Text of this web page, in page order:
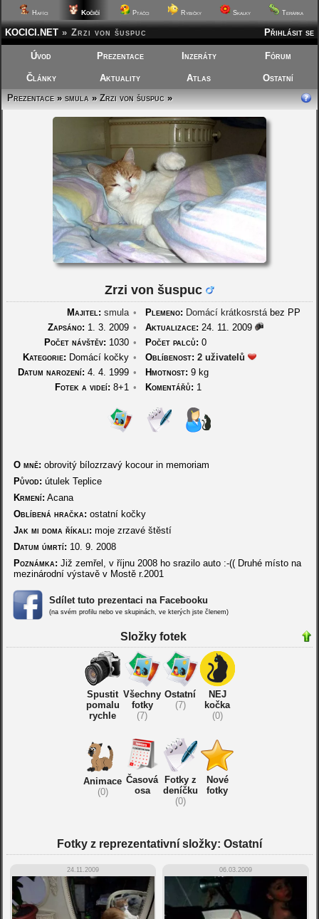
Hafíci Kočičí Ptáčci Rybičky Skalky Terárka
Přihlásit se
KOCICI.NET » Zrzi von šuspuc
Úvod Prezentace Inzeráty Fórum
Články Aktuality Atlas
Ostatní
Prezentace»smula»Zrzi von šuspuc»
Zrzi von šuspuc
Majitel: smula • Plemeno: Domácí krátkosrstábez PP
Zapsáno: 1. 3. 2009 • Aktualizace: 24. 11. 2009
Počet návštěv: 1030 • Počet palců: 0
Kategorie: Domácí kočky • Oblíbenost: 2 uživatelů
Datum narození: 4. 4. 1999 • Hmotnost: 9 kg
Fotek a videí: 8+1 • Komentářů: 1
O mně: obrovitý bílozrzavý kocour in memoriam
Původ: útulek Teplice
Krmení: Acana
Oblíbená hračka: ostatní kočky
Jak mi doma říkali: moje zrzavé štěstí
Datum úmrtí: 10. 9. 2008
Poznámka: Již zemřel, v říjnu 2008 ho srazilo auto :-(( Druhé místo na
mezinárodní výstavě v Mostě r.2001
Sdílet tuto prezentaci na Facebooku
(na svém profilu nebo ve skupinách, ve kterých jste členem)
Složky fotek
Spustit
pomalu
rychle
Všechny
fotky
(7)
Ostatní
(7)
NEJ
kočka
(0)
Animace
(0)
Časová
osa
Fotky z
deníčku
(0)
Nové
fotky
Fotky z reprezentativní složky: Ostatní
24.11.2009 06.03.2009